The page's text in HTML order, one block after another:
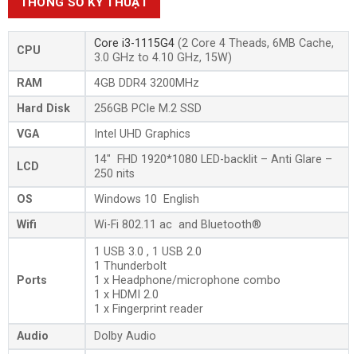
CPU
Core i3-1115G4(2 Core 4 Theads, 6MB Cache,
3.0 GHz to 4.10 GHz, 15W)
RAM
4GB DDR4 3200MHz
Hard Disk
256GB PCIe M.2 SSD
VGA
Intel UHD Graphics
LCD
14″ FHD 1920*1080 LED-backlit – Anti Glare –
250 nits
OS
Windows 10 English
Wifi
Wi-Fi 802.11 ac and Bluetooth®
Ports
1 USB 3.0 , 1 USB 2.0
1 Thunderbolt
1 x Headphone/microphone combo
1 x HDMI 2.0
1 x Fingerprint reader
Audio
Dolby Audio